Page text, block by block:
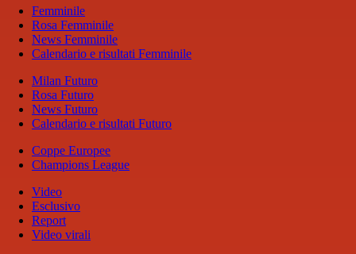
Femminile
Rosa Femminile
News Femminile
Calendario e risultati Femminile
Milan Futuro
Rosa Futuro
News Futuro
Calendario e risultati Futuro
Coppe Europee
Champions League
Video
Esclusivo
Report
Video virali